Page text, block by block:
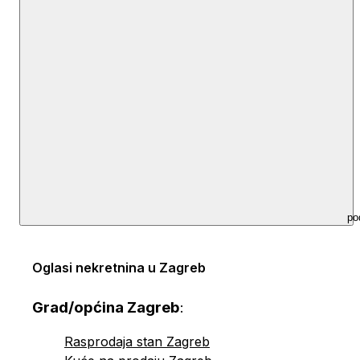
Oglasi nekretnina u Zagreb
Grad/općina Zagreb:
Rasprodaja stan Zagreb